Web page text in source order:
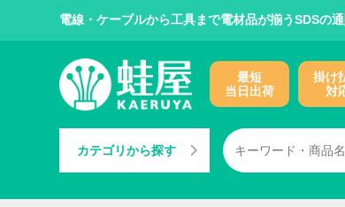
電線・ケーブルから工具まで電材品が揃うSDSの
最短
当日出荷
掛け
対
カテゴリから探す